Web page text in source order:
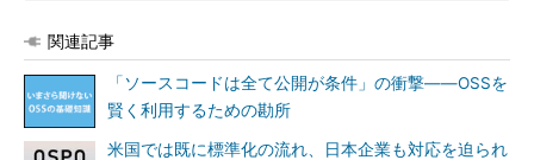
関連記事
「ソースコードは全て公開が条件」の衝撃――OSSを
賢く利用するための勘所
米国では既に標準化の流れ、日本企業も対応を迫られ